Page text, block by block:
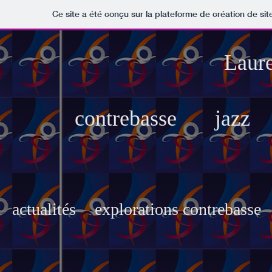
Ce site a été conçu sur la plateforme de création de
contrebasse
actualités explorations contrebasse